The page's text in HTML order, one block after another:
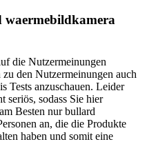
waermebildkamera
die Nutzermeinungen
den Nutzermeinungen auch
Tests anzuschauen. Leider
seriös, sodass Sie hier
Besten nur bullard
an, die die Produkte
haben und somit eine